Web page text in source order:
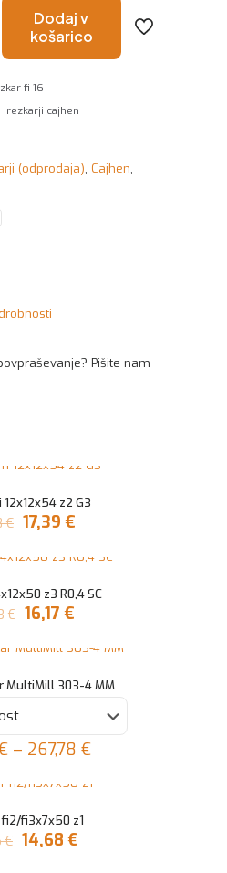
€.
91,76 €.
Dodaj v
košarico
fi 16
rezkarji cajhen
(odprodaja), Cajhen,
Pišite nam
12x12x54 z2 G3
€ Izvirna
je
34,78 €.
17,39€
je:
z3 R0,4 SC
€ Izvirna
je
32,33 €.
16,17€Trenutna
je:
MultiMill 303-4 MM
– 267,78 €
izdelek
več
različic.
fi2/fi3x7x50 z1
€ Izvirna
14,68€